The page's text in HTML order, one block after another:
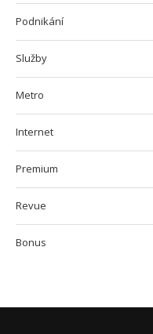
Podnikání
Služby
Metro
Internet
Premium
Revue
Bonus